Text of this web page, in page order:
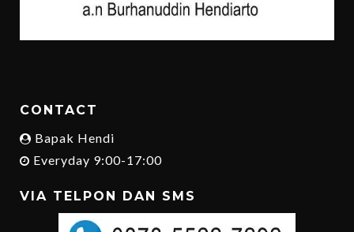
CONTACT
Bapak Hendi
Everyday 9:00-17:00
VIA TELPON DAN SMS